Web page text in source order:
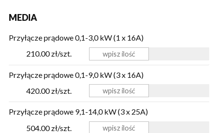
MEDIA
Przyłącze prądowe 0,1-3,0 kW (1 x 16A)
210.00 zł/szt.
Przyłącze prądowe 0,1-9,0 kW (3 x 16A)
420.00 zł/szt.
Przyłącze prądowe 9,1-14,0 kW (3 x 25A)
504.00 zł/szt.